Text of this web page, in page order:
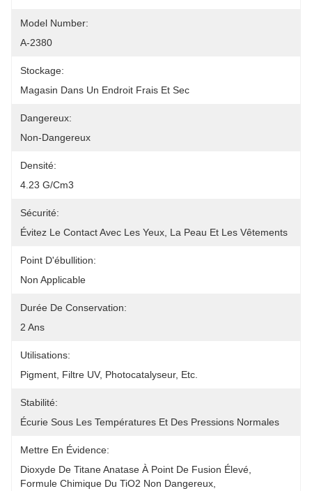
Model Number:
A-2380
Stockage:
Magasin Dans Un Endroit Frais Et Sec
Dangereux:
Non-Dangereux
Densité:
4.23 G/cm3
Sécurité:
Évitez Le Contact Avec Les Yeux, La Peau Et Les Vêtements
Point D'ébullition:
Non Applicable
Durée De Conservation:
2 Ans
Utilisations:
Pigment, Filtre UV, Photocatalyseur, Etc.
Stabilité:
Écurie Sous Les Températures Et Des Pressions Normales
Mettre En Évidence:
Dioxyde De Titane Anatase À Point De Fusion Élevé
Formule Chimique Du TiO2 Non Dangereux